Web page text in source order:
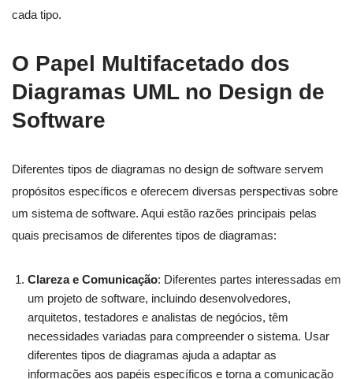
cada tipo.
O Papel Multifacetado dos
Diagramas UML no Design de
Software
Diferentes tipos de diagramas no design de software servem
propósitos específicos e oferecem diversas perspectivas sobre
um sistema de software. Aqui estão razões principais pelas
quais precisamos de diferentes tipos de diagramas:
Clareza e Comunicação: Diferentes partes interessadas em
um projeto de software, incluindo desenvolvedores,
arquitetos, testadores e analistas de negócios, têm
necessidades variadas para compreender o sistema. Usar
diferentes tipos de diagramas ajuda a adaptar as
informações aos papéis específicos e torna a comunicação